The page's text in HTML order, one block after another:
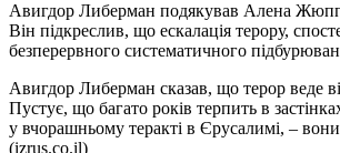
Авигдор Либерман подякував Алена Жюппе
Він підкреслив, що ескалація терору,
безперервного систематичного
Авигдор Либерман сказав, що терор веде
Пустує, що багато років терпить в
у вчорашньому теракті в Єрусалимі, –
(izrus.co.il)